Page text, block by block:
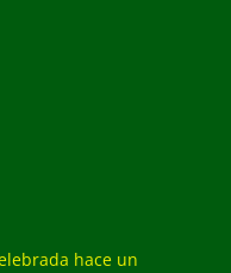
hace un